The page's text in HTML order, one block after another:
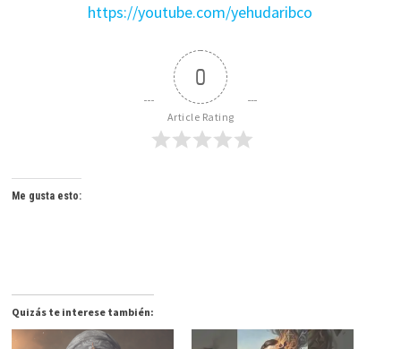
https://youtube.com/yehudaribco
0
Article Rating
Me gusta esto:
Quizás te interese también: